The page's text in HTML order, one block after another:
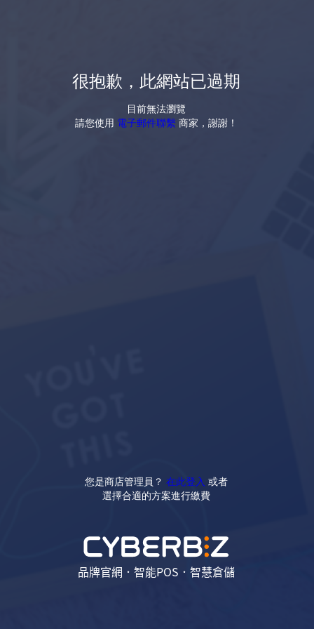
很抱歉，此網站已過期
目前無法瀏覽
請您使用 電子郵件聯繫 商家，謝謝！
您是商店管理員？ 在此登入 或者
選擇合適的方案進行繳費